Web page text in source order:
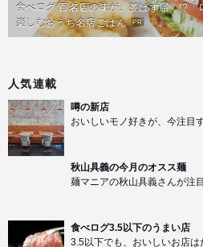
食べログ 百名店の味が、並ばず届く!?「
楽しむおうち名店ごはん PR
人気連載
噂の新店
おいしいモノ好きが、今注目
秋山具義の今月のオスス麺
麺マニアの秋山具義さんが注
食べログ3.5以下のうまい店
3.5以下でも、おいしいお店は